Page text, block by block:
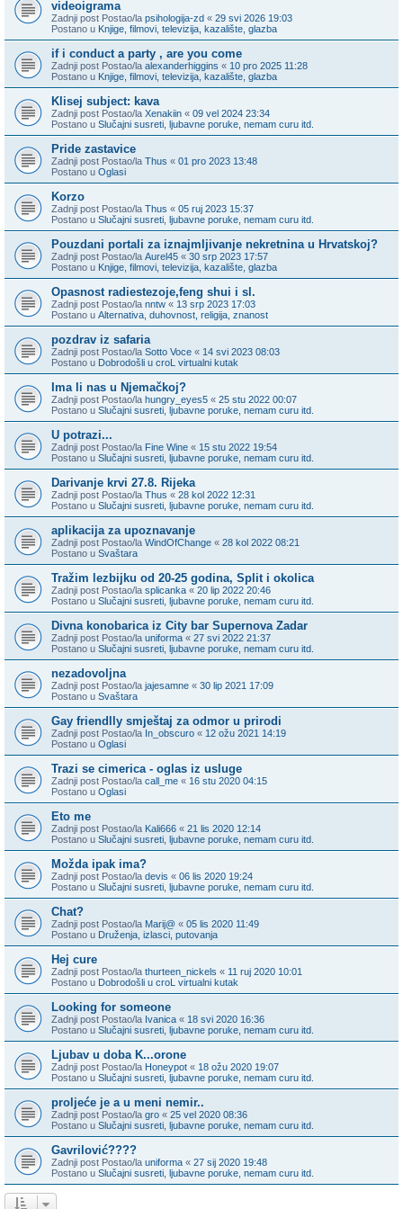
videoigrama
Zadnji post Postao/la psihologija-zd « 29 svi 2026 19:03
Postano u Knjige, filmovi, televizija, kazalište, glazba
if i conduct a party , are you come
Zadnji post Postao/la alexanderhiggins « 10 pro 2025 11:28
Postano u Knjige, filmovi, televizija, kazalište, glazba
Klisej subject: kava
Zadnji post Postao/la Xenakiin « 09 vel 2024 23:34
Postano u Slučajni susreti, ljubavne poruke, nemam curu itd.
Pride zastavice
Zadnji post Postao/la Thus « 01 pro 2023 13:48
Postano u Oglasi
Korzo
Zadnji post Postao/la Thus « 05 ruj 2023 15:37
Postano u Slučajni susreti, ljubavne poruke, nemam curu itd.
Pouzdani portali za iznajmljivanje nekretnina u Hrvatskoj?
Zadnji post Postao/la Aurel45 « 30 srp 2023 17:57
Postano u Knjige, filmovi, televizija, kazalište, glazba
Opasnost radiestezoje,feng shui i sl.
Zadnji post Postao/la nntw « 13 srp 2023 17:03
Postano u Alternativa, duhovnost, religija, znanost
pozdrav iz safaria
Zadnji post Postao/la Sotto Voce « 14 svi 2023 08:03
Postano u Dobrodošli u croL virtualni kutak
Ima li nas u Njemačkoj?
Zadnji post Postao/la hungry_eyes5 « 25 stu 2022 00:07
Postano u Slučajni susreti, ljubavne poruke, nemam curu itd.
U potrazi...
Zadnji post Postao/la Fine Wine « 15 stu 2022 19:54
Postano u Slučajni susreti, ljubavne poruke, nemam curu itd.
Darivanje krvi 27.8. Rijeka
Zadnji post Postao/la Thus « 28 kol 2022 12:31
Postano u Slučajni susreti, ljubavne poruke, nemam curu itd.
aplikacija za upoznavanje
Zadnji post Postao/la WindOfChange « 28 kol 2022 08:21
Postano u Svaštara
Tražim lezbijku od 20-25 godina, Split i okolica
Zadnji post Postao/la splicanka « 20 lip 2022 20:46
Postano u Slučajni susreti, ljubavne poruke, nemam curu itd.
Divna konobarica iz City bar Supernova Zadar
Zadnji post Postao/la uniforma « 27 svi 2022 21:37
Postano u Slučajni susreti, ljubavne poruke, nemam curu itd.
nezadovoljna
Zadnji post Postao/la jajesamne « 30 lip 2021 17:09
Postano u Svaštara
Gay friendlly smještaj za odmor u prirodi
Zadnji post Postao/la In_obscuro « 12 ožu 2021 14:19
Postano u Oglasi
Trazi se cimerica - oglas iz usluge
Zadnji post Postao/la call_me « 16 stu 2020 04:15
Postano u Oglasi
Eto me
Zadnji post Postao/la Kali666 « 21 lis 2020 12:14
Postano u Slučajni susreti, ljubavne poruke, nemam curu itd.
Možda ipak ima?
Zadnji post Postao/la devis « 06 lis 2020 19:24
Postano u Slučajni susreti, ljubavne poruke, nemam curu itd.
Chat?
Zadnji post Postao/la Marij@ « 05 lis 2020 11:49
Postano u Druženja, izlasci, putovanja
Hej cure
Zadnji post Postao/la thurteen_nickels « 11 ruj 2020 10:01
Postano u Dobrodošli u croL virtualni kutak
Looking for someone
Zadnji post Postao/la Ivanica « 18 svi 2020 16:36
Postano u Slučajni susreti, ljubavne poruke, nemam curu itd.
Ljubav u doba K...orone
Zadnji post Postao/la Honeypot « 18 ožu 2020 19:07
Postano u Slučajni susreti, ljubavne poruke, nemam curu itd.
proljeće je a u meni nemir..
Zadnji post Postao/la gro « 25 vel 2020 08:36
Postano u Slučajni susreti, ljubavne poruke, nemam curu itd.
Gavrilović????
Zadnji post Postao/la uniforma « 27 sij 2020 19:48
Postano u Slučajni susreti, ljubavne poruke, nemam curu itd.